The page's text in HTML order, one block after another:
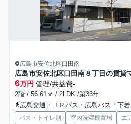
広島市安佐北区口田南
広島市安佐北区口田南８丁目の賃貸
6万円 管理/共益費-
2階 / 56.61㎡ / 2LDK /築33年
広島交通・ＪＲバス・広島バス「下岩ノ
バス・トイレ別 室内洗濯機置場 エ